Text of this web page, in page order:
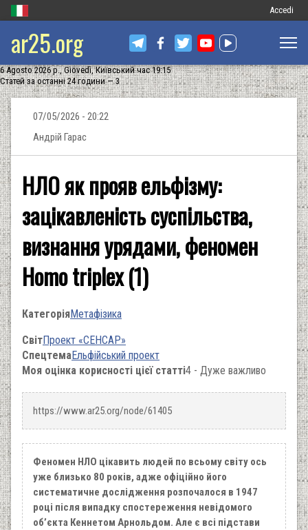
Меню
запису
Accedi
ar25.org
6 Agosto 2026 р., Giovedì, Київський час 19:15
Статей за останні 24 години — 3
07/05/2026 - 20:22
Андрій Гарас
НЛО як прояв ельфізму:
зацікавленість суспільства,
визнання урядами, феномен
Homo triplex (1)
КатегоріяМетафізика
СвітПроект «СЕНСАР»
СпецтемаЕльфійський проект
Моя оцінка корисності цієї статті4 - Дуже важливо
https://www.ar25.org/node/61405
Феномен НЛО цікавить людей по всьому світу ось
уже близько 80 років, адже офіційно його
систематичне дослідження розпочалося в 1947
році після випадку спостереження невідомого
об’єкта Кеннетом Арнольдом. Але є всі підстави